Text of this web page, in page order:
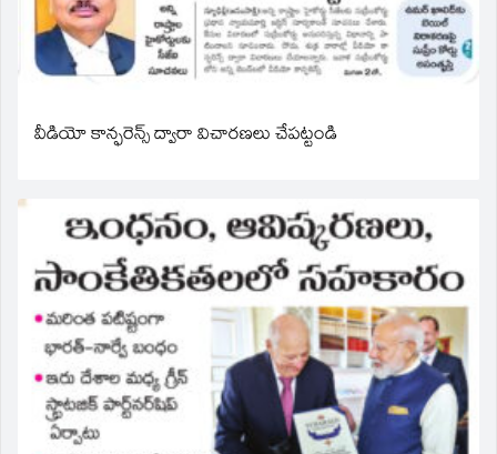
వీడియో కాన్ఫరెన్స్ ద్వారా విచారణలు చేపట్టండి